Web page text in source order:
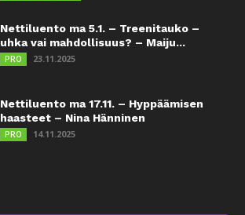
Nettiluento ma 5.1. – Treenitauko –
uhka vai mahdollisuus? – Maiju...
PRO 23.11.2025
Nettiluento ma 17.11. – Hyppäämisen
haasteet – Nina Hänninen
PRO 14.11.2025